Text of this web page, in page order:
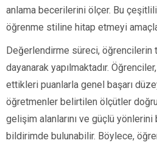
anlama becerilerini ölçer. Bu
öğrenme stiline hitap etmeyi
Değerlendirme süreci, öğrencilerin
dayanarak yapılmaktadır.
ettikleri puanlarla genel başarı
öğretmenler belirtilen ölçütler
gelişim alanlarını ve güçlü
bildirimde bulunabilir. Böylece,